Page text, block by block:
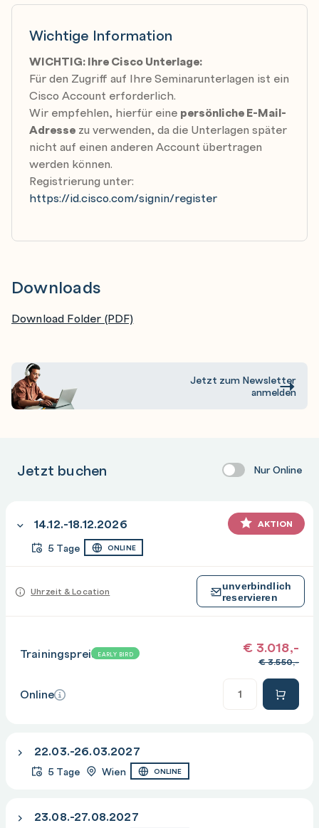
Wichtige Information
WICHTIG: Ihre Cisco Unterlage:
Für den Zugriff auf Ihre Seminarunterlagen ist ein
Cisco Account erforderlich.
Wir empfehlen, hierfür eine persönliche E-Mail-
Adresse zu verwenden, da die Unterlagen später
nicht auf einen anderen Account übertragen
werden können.
Registrierung unter:
https://id.cisco.com/signin/register
Downloads
Download Folder (PDF)
Jetzt zum Newsletter
anmelden
Jetzt buchen Nur Online
14.12.-18.12.2026 AKTION
5 Tage ONLINE
Uhrzeit & Location
unverbindlich
reservieren
Trainingspreis EARLY BIRD € 3.018,-
€3.550,-
Online
22.03.-26.03.2027
5 Tage Wien ONLINE
23.08.-27.08.2027